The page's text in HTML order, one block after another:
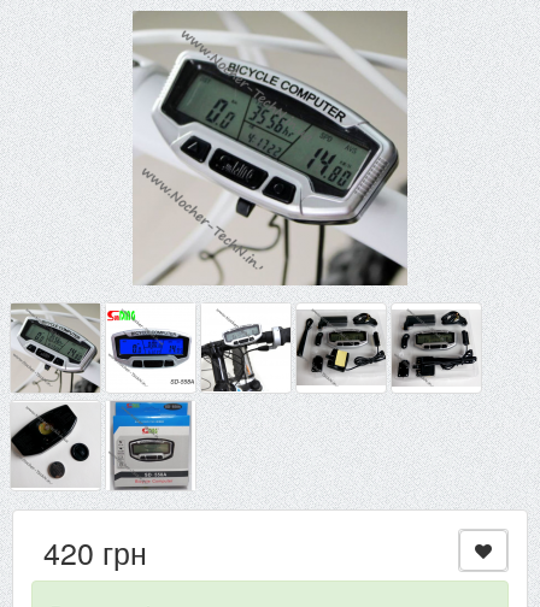
420 грн